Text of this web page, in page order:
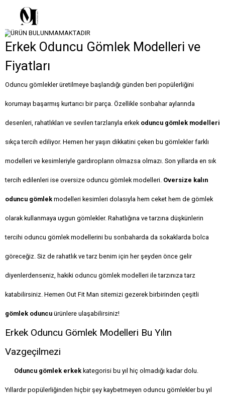
Erkek Oduncu Gömlek Modelleri ve
Fiyatları
Oduncu gömlekler üretilmeye başlandığı günden beri popülerliğini
korumayı başarmış kurtarıcı bir parça. Özellikle sonbahar aylarında
desenleri, rahatlıkları ve sevilen tarzlarıyla erkek oduncu gömlek modelleri
sıkça tercih ediliyor. Hemen her yaşın dikkatini çeken bu gömlekler farklı
modelleri ve kesimleriyle gardıropların olmazsa olmazı. Son yıllarda en sık
tercih edilenleri ise oversize oduncu gömlek modelleri. Oversize kalın
oduncu gömlek modelleri kesimleri dolasıyla hem ceket hem de gömlek
olarak kullanmaya uygun gömlekler. Rahatlığına ve tarzına düşkünlerin
tercihi oduncu gömlek modellerini bu sonbaharda da sokaklarda bolca
göreceğiz. Siz de rahatlık ve tarz benim için her şeyden önce gelir
diyenlerdenseniz, hakiki oduncu gömlek modelleri ile tarzınıza tarz
katabilirsiniz. Hemen Out Fit Man sitemizi gezerek birbirinden çeşitli
gömlek oduncu ürünlere ulaşabilirsiniz!
Erkek Oduncu Gömlek Modelleri Bu Yılın
Vazgeçilmezi
Oduncu gömlek erkek kategorisi bu yıl hiç olmadığı kadar dolu.
Yıllardır popülerliğinden hiçbir şey kaybetmeyen oduncu gömlekler bu yıl